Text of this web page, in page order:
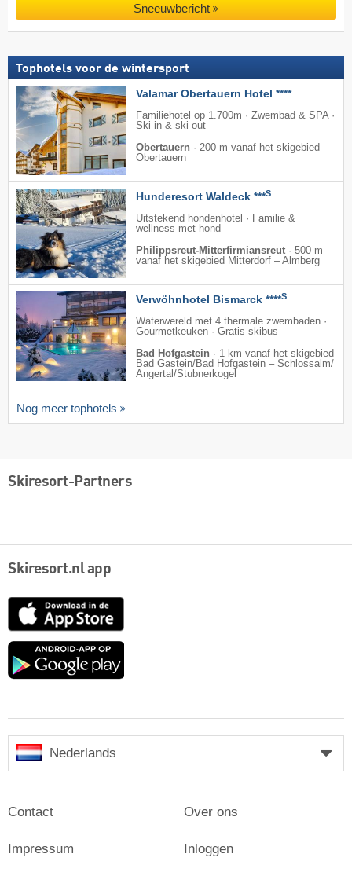
Sneeuwbericht
Tophotels voor de wintersport
Valamar Obertauern Hotel ****
Familiehotel op 1.700m · Zwembad & SPA ·
Ski in & ski out
Obertauern · 200 m vanaf het skigebied
Obertauern
Hunderesort Waldeck ***S
Uitstekend hondenhotel · Familie &
wellness met hond
Philippsreut-Mitterfirmiansreut · 500 m
vanaf het skigebied Mitterdorf – Almberg
Verwöhnhotel Bismarck ****S
Waterwereld met 4 thermale zwembaden ·
Gourmetkeuken · Gratis skibus
Bad Hofgastein · 1 km vanaf het skigebied
Bad Gastein/​Bad Hofgastein – Schlossalm/​
Angertal/​Stubnerkogel
Nog meer tophotels
Skiresort-Partners
Skiresort.nl app
App
Google
Nederlands
Contact
Impressum
Over ons
Inloggen